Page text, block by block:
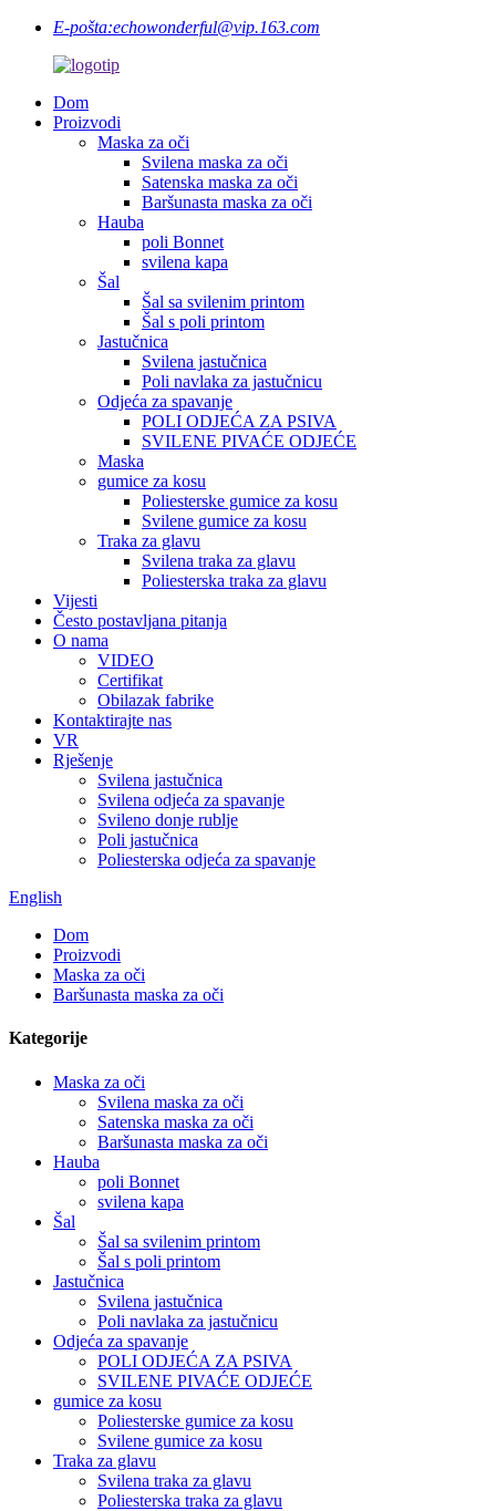
E-pošta:echowonderful@vip.163.com
Dom
Proizvodi
Maska za oči
Svilena maska ​​za oči
Satenska maska ​​za oči
Baršunasta maska ​​za oči
Hauba
poli Bonnet
svilena kapa
Šal
Šal sa svilenim printom
Šal s poli printom
Jastučnica
Svilena jastučnica
Poli navlaka za jastučnicu
Odjeća za spavanje
POLI ODJEĆA ZA PSIVA
SVILENE PIVAĆE ODJEĆE
Maska
gumice za kosu
Poliesterske gumice za kosu
Svilene gumice za kosu
Traka za glavu
Svilena traka za glavu
Poliesterska traka za glavu
Vijesti
Često postavljana pitanja
O nama
VIDEO
Certifikat
Obilazak fabrike
Kontaktirajte nas
VR
Rješenje
Svilena jastučnica
Svilena odjeća za spavanje
Svileno donje rublje
Poli jastučnica
Poliesterska odjeća za spavanje
English
Dom
Proizvodi
Maska za oči
Baršunasta maska ​​za oči
Kategorije
Maska za oči
Svilena maska ​​za oči
Satenska maska ​​za oči
Baršunasta maska ​​za oči
Hauba
poli Bonnet
svilena kapa
Šal
Šal sa svilenim printom
Šal s poli printom
Jastučnica
Svilena jastučnica
Poli navlaka za jastučnicu
Odjeća za spavanje
POLI ODJEĆA ZA PSIVA
SVILENE PIVAĆE ODJEĆE
gumice za kosu
Poliesterske gumice za kosu
Svilene gumice za kosu
Traka za glavu
Svilena traka za glavu
Poliesterska traka za glavu